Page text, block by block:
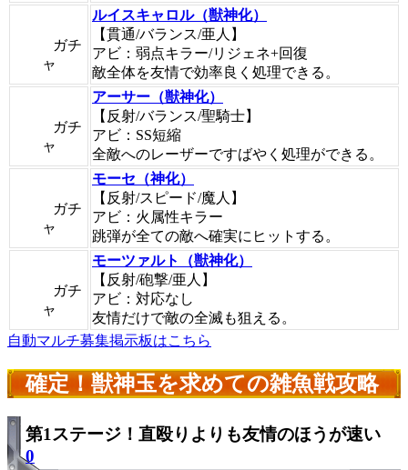
ガチ
ャ
ルイスキャロル（獣神化）
【貫通/バランス/亜人】
アビ：弱点キラー/リジェネ+回復
敵全体を友情で効率良く処理できる。
ガチ
ャ
アーサー（獣神化）
【反射/バランス/聖騎士】
アビ：SS短縮
全敵へのレーザーですばやく処理ができる。
ガチ
ャ
モーセ（神化）
【反射/スピード/魔人】
アビ：火属性キラー
跳弾が全ての敵へ確実にヒットする。
ガチ
ャ
モーツァルト（獣神化）
【反射/砲撃/亜人】
アビ：対応なし
友情だけで敵の全滅も狙える。
自動マルチ募集掲示板はこちら
確定！獣神玉を求めての雑魚戦攻略
第1ステージ！直殴りよりも友情のほうが速い
0